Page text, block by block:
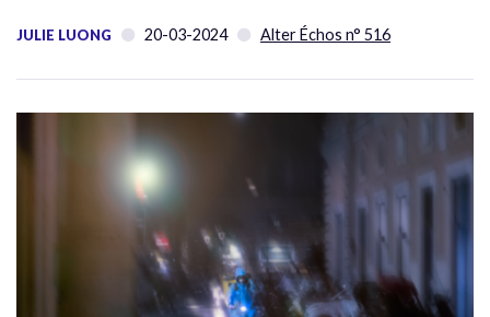
JULIE LUONG 20-03-2024 Alter Échos n° 516